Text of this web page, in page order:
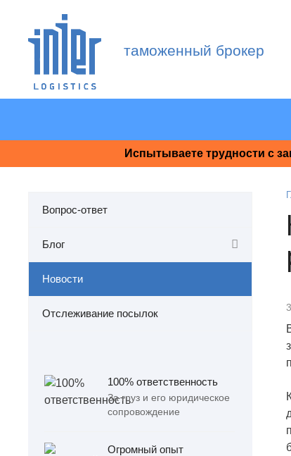
таможенный брокер
Испытываете трудности с
Вопрос-ответ
Блог
Новости
Отслеживание посылок
100% ответственность
За груз и его юридическое
сопровождение
Огромный опыт